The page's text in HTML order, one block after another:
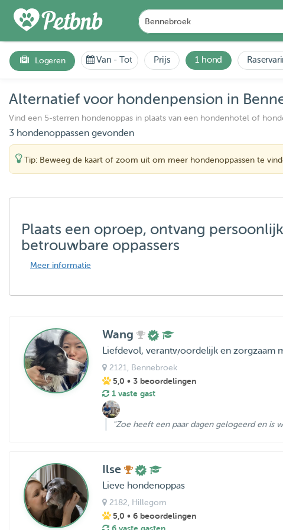
Logeren Van -Tot Prijs 1 hond
Alternatief voor hondenpension in
Vind een 5-sterren hondenoppas in plaats van een hondenhotel of
3 hondenoppassen gevonden
Tip: Beweeg de kaart of zoom uit om meer hondenoppassen te
Plaats een oproep, ontvang
betrouwbare oppassers
Meer informatie
Wang
Liefdevol, verantwoordelijk en zorgzaam
2121 , Bennebroek
5,0 • 3 beoordelingen
1 vaste gast
"Zoe heeft een paar dagen gelogeerd en is
Ilse
Lieve hondenoppas
2182 , Hillegom
5,0 • 6 beoordelingen